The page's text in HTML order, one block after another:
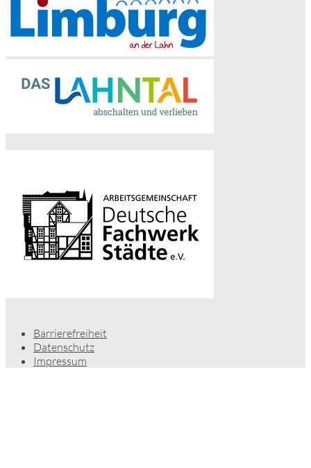
Barrierefreiheit
Datenschutz
Impressum